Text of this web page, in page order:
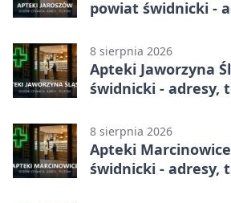
powiat świdnicki -
8 sierpnia 2026
Apteki Jaworzyna
świdnicki - adresy,
8 sierpnia 2026
Apteki
świdnicki - adresy,